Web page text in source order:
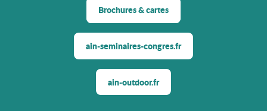
Brochures & cartes
ain-seminaires-congres.fr
ain-outdoor.fr